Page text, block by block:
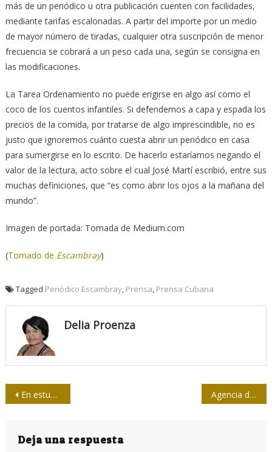
más de un periódico u otra publicación cuenten con facilidades,
mediante tarifas escalonadas. A partir del importe por un medio
de mayor número de tiradas, cualquier otra suscripción de menor
frecuencia se cobrará a un peso cada una, según se consigna en
las modificaciones.
La Tarea Ordenamiento no puede erigirse en algo así como el
coco de los cuentos infantiles. Si defendemos a capa y espada los
precios de la comida, por tratarse de algo imprescindible, no es
justo que ignoremos cuánto cuesta abrir un periódico en casa
para sumergirse en lo escrito. De hacerlo estaríamos negando el
valor de la lectura, acto sobre el cual José Martí escribió, entre sus
muchas definiciones, que “es como abrir los ojos a la mañana del
mundo”.
Imagen de portada: Tomada de Medium.com
(Tomado de Escambray)
Tagged Periódico Escambray, Prensa Prensa Cubana
Delia Proenza
Navegación
entradas
En estudio modificación de cráneos en aborígenes cubanos Agencia de Naciones Unidas reconoce desarrollo de candidatos vacunales contra la COVID-19 en Cuba
Deja una respuesta